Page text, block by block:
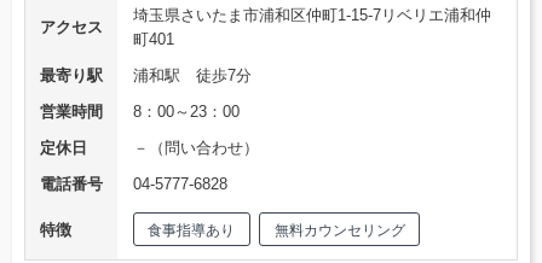
アクセス
埼玉県さいたま市浦和区仲町1-15-7リベリエ浦和仲
町401
最寄り駅
浦和駅 徒歩7分
営業時間
8：00～23：00
定休日
－（問い合わせ）
電話番号
04-5777-6828
特徴 食事指導あり 無料カウンセリング